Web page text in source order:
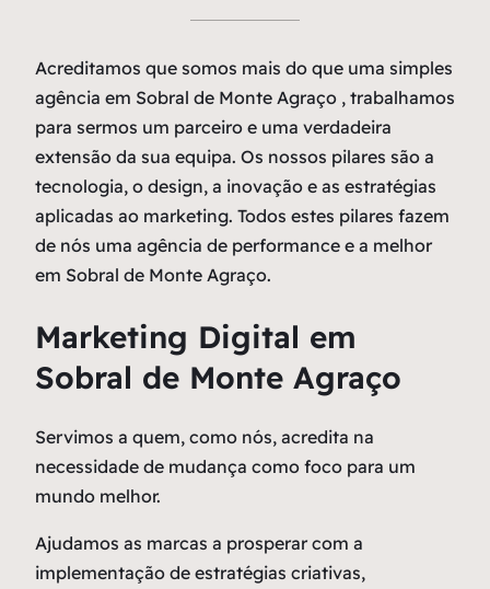
Acreditamos que somos mais do que uma simples
agência em Sobral de Monte Agraço , trabalhamos
para sermos um parceiro e uma verdadeira
extensão da sua equipa. Os nossos pilares são a
tecnologia, o design, a inovação e as estratégias
aplicadas ao marketing. Todos estes pilares fazem
de nós uma agência de performance e a melhor
em Sobral de Monte Agraço.
Marketing Digital em
Sobral de Monte Agraço
Servimos a quem, como nós, acredita na
necessidade de mudança como foco para um
mundo melhor.
Ajudamos as marcas a prosperar com a
implementação de estratégias criativas,